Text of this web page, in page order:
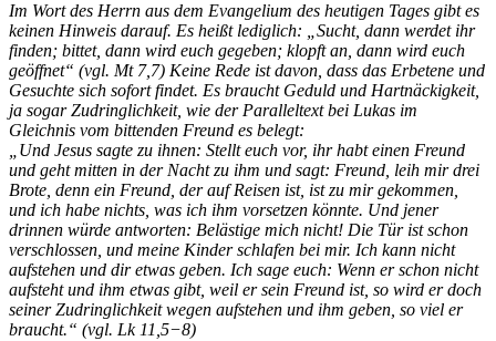
Im Wort des Herrn aus dem Evangelium des heutigen Tages gibt es
keinen Hinweis darauf. Es heißt lediglich: „Sucht, dann werdet ihr
finden; bittet, dann wird euch gegeben; klopft an, dann wird euch
geöffnet“ (vgl. Mt 7,7) Keine Rede ist davon, dass das Erbetene und
Gesuchte sich sofort findet. Es braucht Geduld und Hartnäckigkeit,
ja sogar Zudringlichkeit, wie der Paralleltext bei Lukas im
Gleichnis vom bittenden Freund es belegt:
„Und Jesus sagte zu ihnen: Stellt euch vor, ihr habt einen Freund
und geht mitten in der Nacht zu ihm und sagt: Freund, leih mir drei
Brote, denn ein Freund, der auf Reisen ist, ist zu mir gekommen,
und ich habe nichts, was ich ihm vorsetzen könnte. Und jener
drinnen würde antworten: Belästige mich nicht! Die Tür ist schon
verschlossen, und meine Kinder schlafen bei mir. Ich kann nicht
aufstehen und dir etwas geben. Ich sage euch: Wenn er schon nicht
aufsteht und ihm etwas gibt, weil er sein Freund ist, so wird er doch
seiner Zudringlichkeit wegen aufstehen und ihm geben, so viel er
braucht.“ (vgl. Lk 11,5−8)